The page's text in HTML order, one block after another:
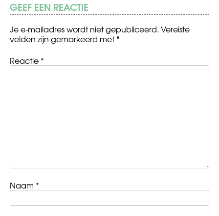
GEEF EEN REACTIE
Je e-mailadres wordt niet gepubliceerd. Vereiste
velden zijn gemarkeerd met*
Reactie *
Naam *